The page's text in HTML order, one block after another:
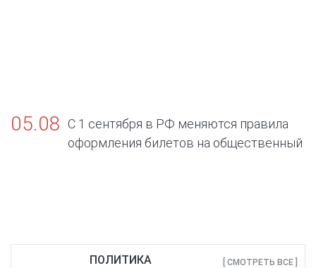
05.08
С 1 сентября в РФ меняются правила
оформления билетов на общественный
ПОЛИТИКА [ СМОТРЕТЬ ВСЕ ]